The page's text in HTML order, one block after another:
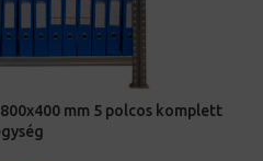
mm 5 polcos komplett